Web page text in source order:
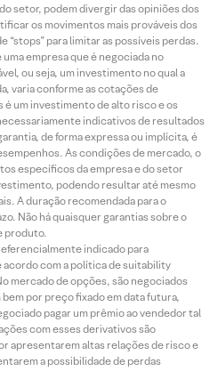
setor, podem divergir das opiniões dos
os movimentos mais prováveis dos
“stops” para limitar as possíveis perdas.
empresa que é negociada no
ou seja, um investimento no qual a
varia conforme as cotações de
é um investimento de alto risco e os
indicativos de resultados
de forma expressa ou implícita, é
As condições de mercado, o
específicos da empresa e do setor
podendo resultar até mesmo
A duração recomendada para o
Não há quaisquer garantias sobre o
produto.
indicado para
com a política de suitability
mercado de opções, são negociados
por preço fixado em data futura,
pagar um prêmio ao vendedor tal
com esses derivativos são
apresentarem altas relações de risco e
a possibilidade de perdas